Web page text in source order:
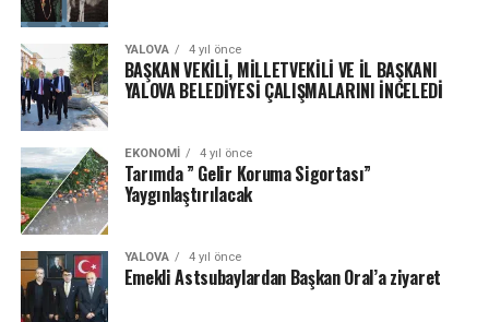
YALOVA 4 yıl önce
BAŞKAN VEKİLİ, MİLLETVEKİLİ VE İL BAŞKANI
YALOVA BELEDİYESİ ÇALIŞMALARINI İNCELEDİ
EKONOMI 4 yıl önce
Tarımda ” Gelir Koruma Sigortası”
Yaygınlaştırılacak
YALOVA 4 yıl önce
Emekli Astsubaylardan Başkan Oral’a ziyaret